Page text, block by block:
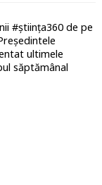
#știința360 de pe
ultimele
săptămânal